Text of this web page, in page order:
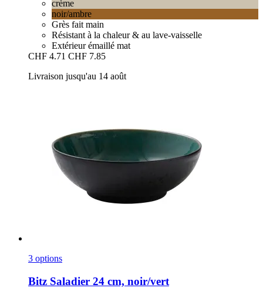
crème
noir/ambre
Grès fait main
Résistant à la chaleur & au lave-vaisselle
Extérieur émaillé mat
CHF 4.71 CHF 7.85
Livraison jusqu'au 14 août
3 options
Bitz Saladier 24 cm, noir/vert